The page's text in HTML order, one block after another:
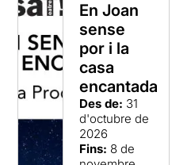
En Joan
sense
por i la
casa
encantada
Des de: 31
d'octubre de
2026
Fins: 8 de